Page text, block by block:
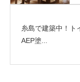
糸島で建築中！ト
AEP塗...